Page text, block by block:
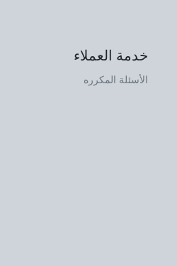
خدمة العملاء
الأسئلة المكرره